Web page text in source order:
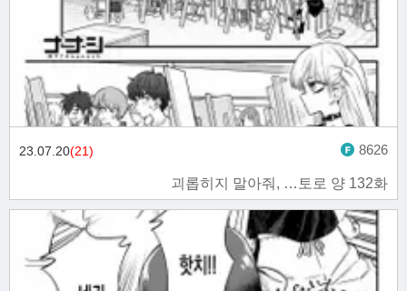
괴롭히지 말아줘, …토로 양 132화
23.07.20(21) 8626